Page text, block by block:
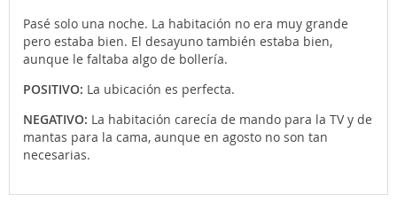
Pasé solo una noche. La habitación no era muy grande
pero estaba bien. El desayuno también estaba bien,
aunque le faltaba algo de bollería.
POSITIVO: La ubicación es perfecta.
NEGATIVO: La habitación carecía de mando para la TV y de
mantas para la cama, aunque en agosto no son tan
necesarias.